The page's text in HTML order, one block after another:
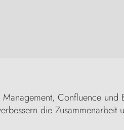
Confluence und
die